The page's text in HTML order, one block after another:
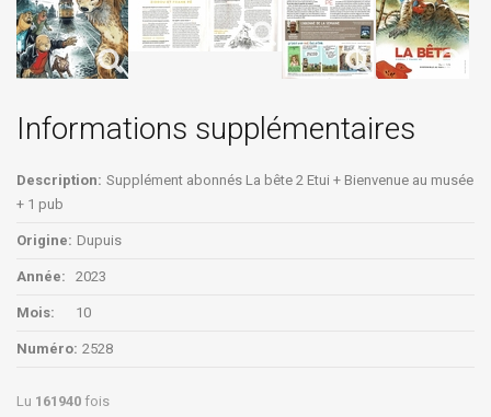
Informations supplémentaires
Description: Supplément abonnés La bête 2 Etui + Bienvenue au musée
+ 1 pub
Origine: Dupuis
Année: 2023
Mois: 10
Numéro: 2528
Lu 161940 fois